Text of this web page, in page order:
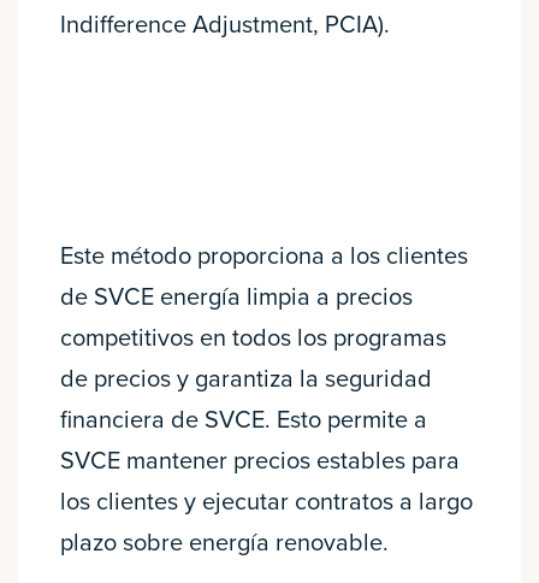
Indifference Adjustment, PCIA).
Este método proporciona a los clientes
de SVCE energía limpia a precios
competitivos en todos los programas
de precios y garantiza la seguridad
financiera de SVCE. Esto permite a
SVCE mantener precios estables para
los clientes y ejecutar contratos a largo
plazo sobre energía renovable.